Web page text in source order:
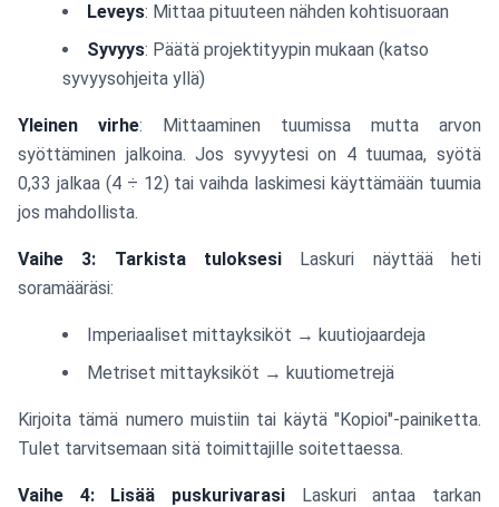
Leveys: Mittaa pituuteen nähden kohtisuoraan
Syvyys: Päätä projektityypin mukaan (katso
syvyysohjeita yllä)
Yleinen virhe: Mittaaminen tuumissa mutta arvon
syöttäminen jalkoina. Jos syvyytesi on 4 tuumaa, syötä
0,33 jalkaa (4 ÷ 12) tai vaihda laskimesi käyttämään tuumia
jos mahdollista.
Vaihe 3: Tarkista tuloksesi Laskuri näyttää heti
soramääräsi:
Imperiaaliset mittayksiköt → kuutiojaardeja
Metriset mittayksiköt → kuutiometrejä
Kirjoita tämä numero muistiin tai käytä "Kopioi"-painiketta.
Tulet tarvitsemaan sitä toimittajille soitettaessa.
Vaihe 4: Lisää puskurivarasi Laskuri antaa tarkan